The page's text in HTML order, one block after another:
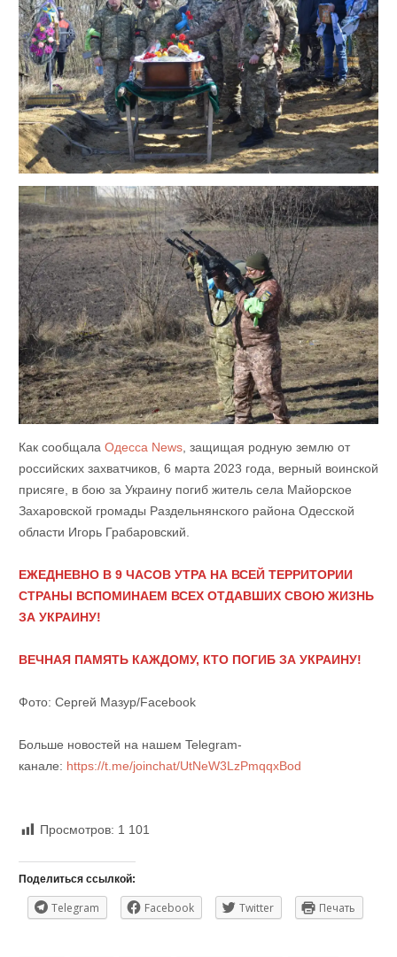
Как сообщала Одесса News, защищая родную землю от
российских захватчиков, 6 марта 2023 года, верный воинской
присяге, в бою за Украину погиб житель села Майорское
Захаровской громады Раздельнянского района Одесской
области Игорь Грабаровский.
ЕЖЕДНЕВНО В 9 ЧАСОВ УТРА НА ВСЕЙ ТЕРРИТОРИИ
СТРАНЫ ВСПОМИНАЕМ ВСЕХ ОТДАВШИХ СВОЮ ЖИЗНЬ
ЗА УКРАИНУ!
ВЕЧНАЯ ПАМЯТЬ КАЖДОМУ, КТО ПОГИБ ЗА УКРАИНУ!
Фото: Сергей Мазур/Facebook
Больше новостей на нашем Telegram-
канале: https://t.me/joinchat/UtNeW3LzPmqqxBod
Просмотров: 1 101
Поделиться ссылкой:
Telegram Facebook Twitter Печать